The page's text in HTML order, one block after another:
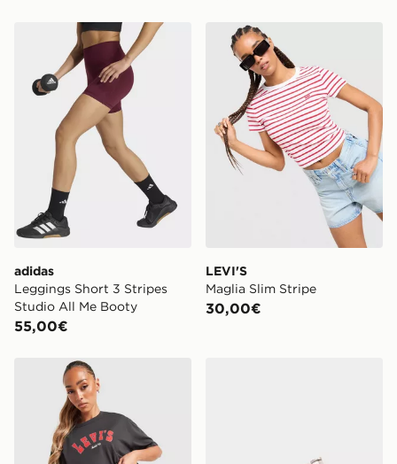
adidas Leggings Short 3 Stripes Studio All Me Booty
adidas
Leggings Short 3 Stripes
Studio All Me Booty
55,00€
LEVI'S Maglia Slim Stripe
LEVI'S
Maglia Slim Stripe
30,00€
LEVI'S Maglia Saddle Up